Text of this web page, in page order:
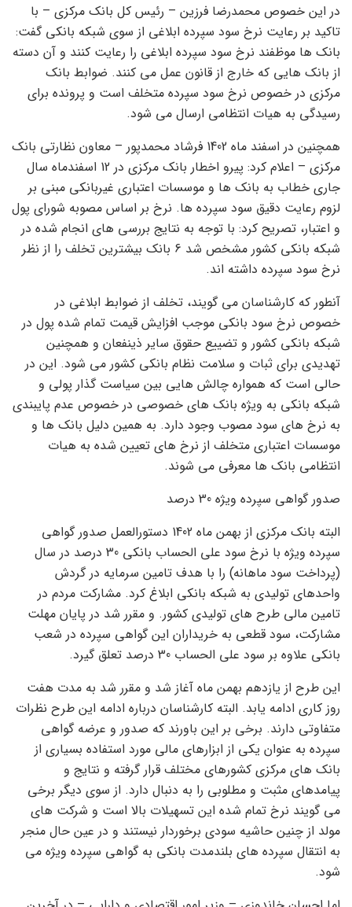
در این خصوص محمدرضا فرزین – رئیس کل بانک مرکزی – با
تاکید بر رعایت نرخ سود سپرده ابلاغی از سوی شبکه بانکی گفت:
بانک ها موظفند نرخ سود سپرده ابلاغی را رعایت کنند و آن دسته
از بانک هایی که خارج از قانون عمل می کنند. ضوابط بانک
مرکزی در خصوص نرخ سود سپرده متخلف است و پرونده برای
رسیدگی به هیات انتظامی ارسال می شود.
همچنین در اسفند ماه 1402 فرشاد محمدپور – معاون نظارتی بانک
مرکزی – اعلام کرد: پیرو اخطار بانک مرکزی در 12 اسفندماه سال
جاری خطاب به بانک ها و موسسات اعتباری غیربانکی مبنی بر
لزوم رعایت دقیق سود سپرده ها. نرخ بر اساس مصوبه شورای پول
و اعتبار، تصریح کرد: با توجه به نتایج بررسی های انجام شده در
شبکه بانکی کشور مشخص شد 6 بانک بیشترین تخلف را از نظر
نرخ سود سپرده داشته اند.
آنطور که کارشناسان می گویند، تخلف از ضوابط ابلاغی در
خصوص نرخ سود بانکی موجب افزایش قیمت تمام شده پول در
شبکه بانکی کشور و تضییع حقوق سایر ذینفعان و همچنین
تهدیدی برای ثبات و سلامت نظام بانکی کشور می شود. این در
حالی است که همواره چالش هایی بین سیاست گذار پولی و
شبکه بانکی به ویژه بانک های خصوصی در خصوص عدم پایبندی
به نرخ های سود مصوب وجود دارد. به همین دلیل بانک ها و
موسسات اعتباری متخلف از نرخ های تعیین شده به هیات
انتظامی بانک ها معرفی می شوند.
صدور گواهی سپرده ویژه 30 درصد
البته بانک مرکزی از بهمن ماه 1402 دستورالعمل صدور گواهی
سپرده ویژه با نرخ سود علی الحساب بانکی 30 درصد در سال
(پرداخت سود ماهانه) را با هدف تامین سرمایه در گردش
واحدهای تولیدی به شبکه بانکی ابلاغ کرد. مشارکت مردم در
تامین مالی طرح های تولیدی کشور. و مقرر شد در پایان مهلت
مشارکت، سود قطعی به خریداران این گواهی سپرده در شعب
بانکی علاوه بر سود علی الحساب 30 درصد تعلق گیرد.
این طرح از یازدهم بهمن ماه آغاز شد و مقرر شد به مدت هفت
روز کاری ادامه یابد. البته کارشناسان درباره ادامه این طرح نظرات
متفاوتی دارند. برخی بر این باورند که صدور و عرضه گواهی
سپرده به عنوان یکی از ابزارهای مالی مورد استفاده بسیاری از
بانک های مرکزی کشورهای مختلف قرار گرفته و نتایج و
پیامدهای مثبت و مطلوبی را به دنبال دارد. از سوی دیگر برخی
می گویند نرخ تمام شده این تسهیلات بالا است و شرکت های
مولد از چنین حاشیه سودی برخوردار نیستند و در عین حال منجر
به انتقال سپرده های بلندمدت بانکی به گواهی سپرده ویژه می
شود.